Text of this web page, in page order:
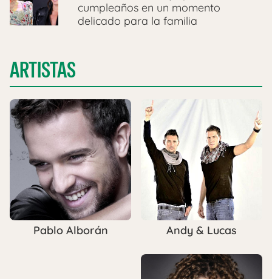
cumpleaños en un momento
delicado para la familia
ARTISTAS
Pablo Alborán Andy & Lucas